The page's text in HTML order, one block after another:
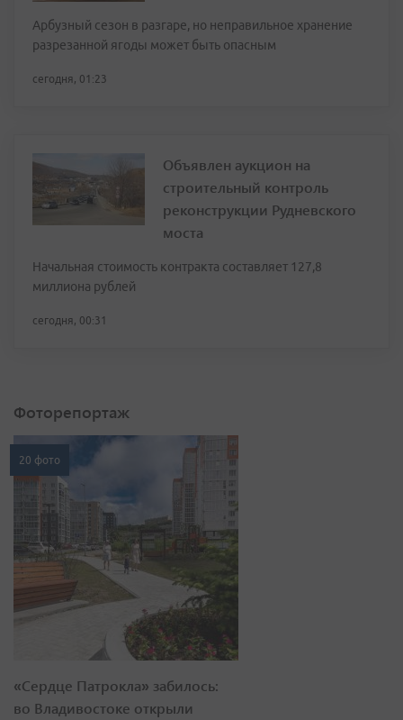
Арбузный сезон в разгаре, но неправильное хранение
разрезанной ягоды может быть опасным
сегодня, 01:23
Объявлен аукцион на
строительный контроль
реконструкции Рудневского
моста
Начальная стоимость контракта составляет 127,8
миллиона рублей
сегодня, 00:31
Фоторепортаж
20 фото
«Сердце Патрокла» забилось:
во Владивостоке открыли